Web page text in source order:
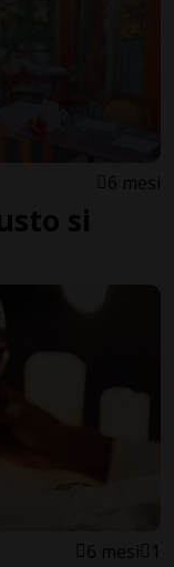
6 mesi
si
6 mesi 1